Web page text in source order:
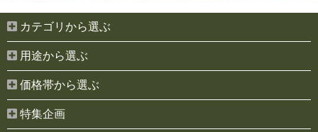
カテゴリから選ぶ
用途から選ぶ
価格帯から選ぶ
特集企画